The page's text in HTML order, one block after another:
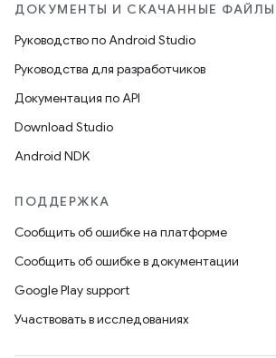
ДОКУМЕНТЫ И СКАЧАННЫЕ ФАЙЛЫ
Руководство по Android Studio
Руководства для разработчиков
Документация по API
Download Studio
Android NDK
ПОДДЕРЖКА
Сообщить об ошибке на платформе
Сообщить об ошибке в документации
Google Play support
Участвовать в исследованиях